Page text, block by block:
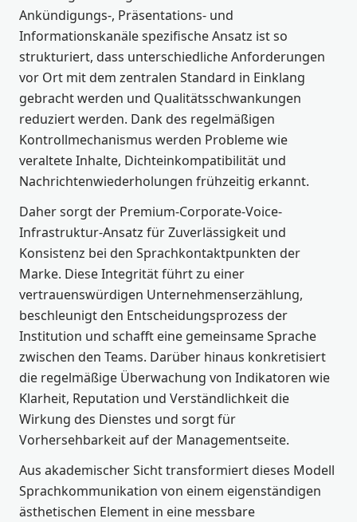
Ankündigungs-, Präsentations- und
Informationskanäle spezifische Ansatz ist so
strukturiert, dass unterschiedliche Anforderungen
vor Ort mit dem zentralen Standard in Einklang
gebracht werden und Qualitätsschwankungen
reduziert werden. Dank des regelmäßigen
Kontrollmechanismus werden Probleme wie
veraltete Inhalte, Dichteinkompatibilität und
Nachrichtenwiederholungen frühzeitig erkannt.
Daher sorgt der Premium-Corporate-Voice-
Infrastruktur-Ansatz für Zuverlässigkeit und
Konsistenz bei den Sprachkontaktpunkten der
Marke. Diese Integrität führt zu einer
vertrauenswürdigen Unternehmenserzählung,
beschleunigt den Entscheidungsprozess der
Institution und schafft eine gemeinsame Sprache
zwischen den Teams. Darüber hinaus konkretisiert
die regelmäßige Überwachung von Indikatoren wie
Klarheit, Reputation und Verständlichkeit die
Wirkung des Dienstes und sorgt für
Vorhersehbarkeit auf der Managementseite.
Aus akademischer Sicht transformiert dieses Modell
Sprachkommunikation von einem eigenständigen
ästhetischen Element in eine messbare